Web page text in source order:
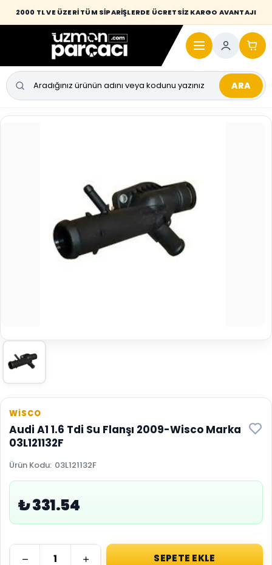
2000 TL VE ÜZERİ TÜM SİPARİŞLERDE ÜCRETSİZ KARGO AVANTAJI
Desi / hacim sınırını aşan kaporta parçalarında taşıma bedeli alıcıya
yansıtılmaktadır.
ARA
WİSCO
Audi A1 1.6 Tdi Su Flanşı 2009-Wisco Marka
03L121132F
Ürün Kodu: 03L121132F
₺ 331.54
SEPETE EKLE